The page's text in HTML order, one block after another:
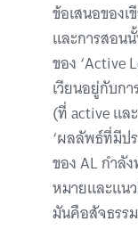
ข้อเสนอของ
และการสอน
ของ ‘Active
เวียนอยู่กับก
(ที่ active แล
‘ผลลัพธ์ที่มีป
ของ AL กำลั
หมายและแน
มันคือสัจธรร